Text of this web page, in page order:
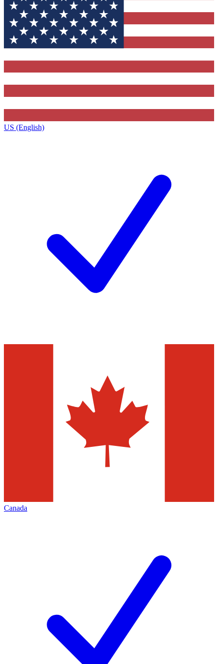
US (English)
Canada